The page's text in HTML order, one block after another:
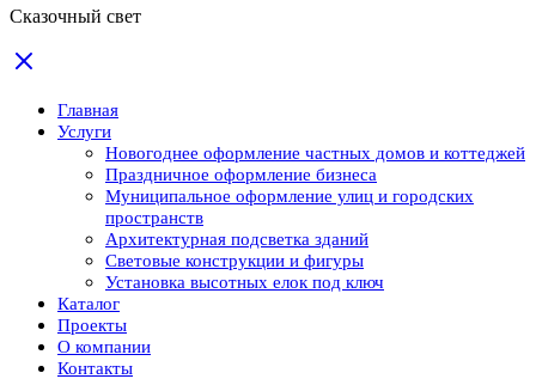
Сказочный свет
Главная
Услуги
Новогоднее оформление частных домов и коттеджей
Праздничное оформление бизнеса
Муниципальное оформление улиц и городских
пространств
Архитектурная подсветка зданий
Световые конструкции и фигуры
Установка высотных елок под ключ
Каталог
Проекты
О компании
Контакты